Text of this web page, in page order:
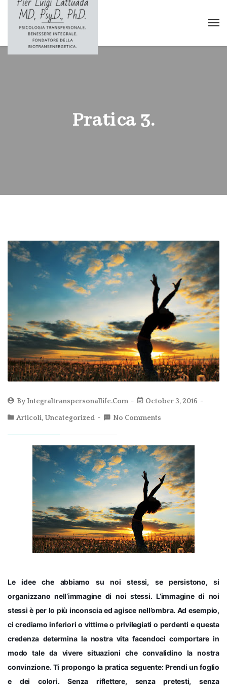
Pratica 3.
ByIntegraltranspersonallife.com October 3, 2016
Articoli,Uncategorized No Comments
Le idee che abbiamo su noi stessi, se persistono, si
organizzano nell’immagine di noi stessi. L’immagine di noi
stessi è per lo più inconscia ed agisce nell’ombra. Ad esempio,
ci crediamo inferiori o vittime o privilegiati o perdenti e questa
credenza determina la nostra vita facendoci comportare in
modo tale da vivere situazioni che convalidino la nostra
convinzione. Ti propongo la pratica seguente: Prendi un foglio
e dei colori. Senza riflettere, senza pretesti, senza